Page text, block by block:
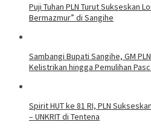
Puji Tuhan PLN Turut Sukseskan
Bermazmur” di Sangihe
Sambangi Bupati Sangihe, GM
Kelistrikan hingga Pemulihan
Spirit HUT ke 81 RI, PLN
– UNKRIT di Tentena